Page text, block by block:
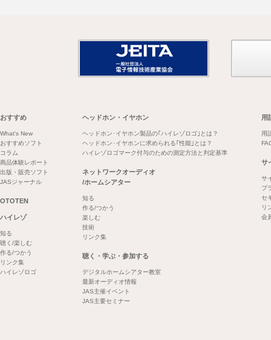
おすすめ
What's New
おすすめソフト
コラム
商品体験レポート
出版・販売ソフト
JASジャーナル
OTOTEN
ハイレゾ
知る
聴く/楽しむ
作る/つかう
リンク集
ハイレゾロゴ
ヘッドホン・イヤホン
ヘッドホン･イヤホン製品の｢ハイレゾロゴ｣とは？
ヘッドホン･イヤホンに求められる｢性能｣とは？
ハイレゾロゴマーク付与のための測定方法と判定基準
ネットワークオーディオ
/ホームシアター
知る
作る/つかう
楽しむ
技術
リンク集
聴く・学ぶ・参加する
デジタルホームシアター教室
最新オーディオ情報
JAS主催イベント
JAS主要セミナー
用
用
サ
サ
プ
セ
リ
会